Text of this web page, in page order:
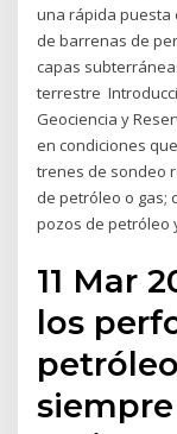
una rápida puesta
de barrenas de
capas
terrestre
Geociencia y
en condiciones
trenes de sondeo
de petróleo o gas;
pozos de petróleo
11 Mar
los